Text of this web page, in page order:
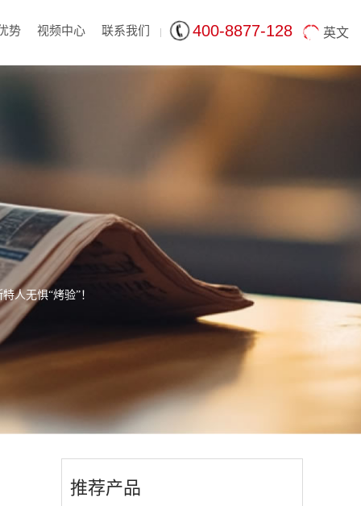
势 视频中心 联系我们 400-8877-128 英文
人无惧“烤验”！
推荐产品